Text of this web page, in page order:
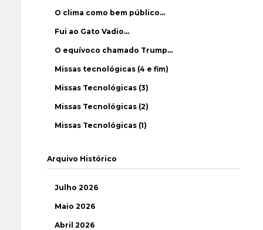
O clima como bem público…
Fui ao Gato Vadio…
O equívoco chamado Trump…
Missas tecnológicas (4 e fim)
Missas Tecnológicas (3)
Missas Tecnológicas (2)
Missas Tecnológicas (1)
Arquivo Histórico
Julho 2026
Maio 2026
Abril 2026